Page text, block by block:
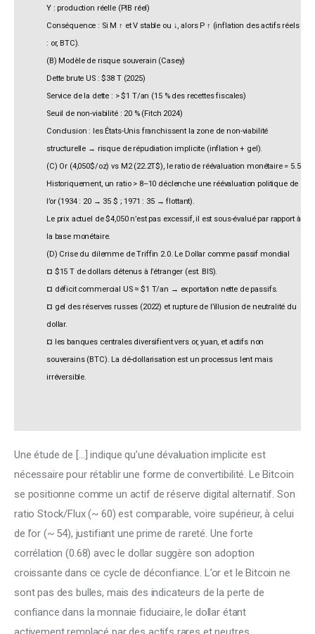
Y : production réelle (PIB réel)
Conséquence : Si M ↑ et V stable ou ↓, alors P ↑ (inflation des actifs réels
: or, BTC).
(B) Modèle de risque souverain (Casey)
Dette brute US : $38 T (2025)
Service de la dette : > $1 T/an (15 % des recettes fiscales)
Seuil de non-viabilité : 20 % (Fitch 2024)
Conclusion : les États-Unis franchissent la zone de non-viabilité
structurelle → risque de répudiation implicite (inflation + gel).
(C) Or (4,050$/oz) vs M2 (22.2T$), le ratio de réévaluation monétaire = 5.5
Historiquement, un ratio > 8–10 déclenche une réévaluation politique de
l’or (1934 : 20 → 35 $ ; 1971 : 35 → flottant).
Le prix actuel de $4,050 n’est pas excessif, il est sous-évalué par rapport à
la base monétaire.
(D) Crise du dilemme de Triffin 2.0. Le Dollar comme passif mondial
¤ $15 T de dollars détenus à l’étranger (est. BIS).
¤ déficit commercial US ≈ $1 T/an → exportation nette de passifs.
¤ gel des réserves russes (2022) et rupture de l’illusion de neutralité du
dollar.
¤ les banques centrales diversifient vers or, yuan, et actifs non
souverains (BTC). La dé-dollarisation est un processus lent mais
irréversible.
Une étude de […] indique qu’une dévaluation implicite est
nécessaire pour rétablir une forme de convertibilité. Le Bitcoin
se positionne comme un actif de réserve digital alternatif. Son
ratio Stock/Flux (~ 60) est comparable, voire supérieur, à celui
de l’or (~ 54), justifiant une prime de rareté. Une forte
corrélation (0.68) avec le dollar suggère son adoption
croissante dans ce cycle de déconfiance. L’or et le Bitcoin ne
sont pas des bulles, mais des indicateurs de la perte de
confiance dans la monnaie fiduciaire, le dollar étant